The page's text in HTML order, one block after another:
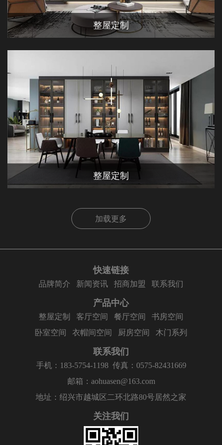
整屋定制
整屋定制
加载更多
快速链接
品牌简介 新闻资讯 招商加盟 联系我们
产品中心
整屋定制 客厅空间 餐厅空间
书房空间
卧室空间
衣帽间空间 厨房空间 木门系列
联系我们
手机：183-5754-1198 传真：0575-82431669
邮箱：aohuasen@163.com
地址：绍兴市越城区二环北路80号居然之家
关注我们